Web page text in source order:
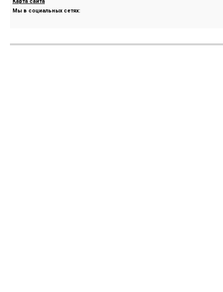
Карта сайта
Мы в социальных сетях: